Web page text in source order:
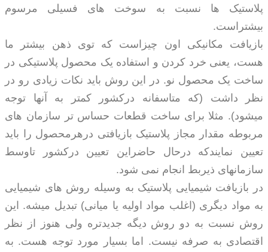
پلاستیک ها نسبت به سوخت های فسیلی مرسوم
بیشتراست.
بازیافت مکانیکی اون چیزاست که توی ذهن بیشتر ما
هست، یعنی خرد کردن و استفاده یک محصول پلاستیکی در
ساخت یک محصول نو. در این روش باید نکات زیادی رو در
نظر داشت (که متاسفانه درکشور کمتر به آنها توجه
میشود). مثلا برای ساخت قطعات حساس تر سازمان های
مربوطه مقدار مجاز پلاستیک بازیافتی درهرمحصول را باید
تعیین نمایندکه درحال حاضراین تعیین درکشور تاوسط
سازمانهای ذیربط انجام نمی شود.
در بازیافت شیمیایی پلاستیک به وسیله روش های شیمیایی
به مواد دیگری (اغلب مواد اولیه یا میانی) تبدیل میشه. این
روش نسبت به دو روش دیگه جدیدتره ولی هنوز از نظر
اقتصادی به صرفه نیست. اما بسیار مورد توجه هست. به